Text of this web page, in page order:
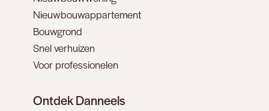
Nieuwbouwappartement
Bouwgrond
Snel verhuizen
Voor professionelen
Ontdek Danneels